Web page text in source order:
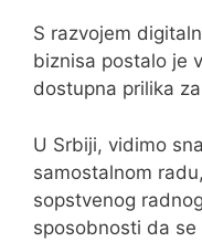
S razvojem
biznisa postalo je
dostupna prilika
U Srbiji, vidimo
samostalnom
sopstvenog
sposobnosti da